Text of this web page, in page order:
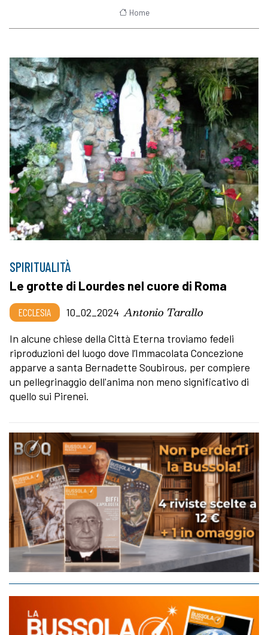
Home
SPIRITUALITÀ
Le grotte di Lourdes nel cuore di Roma
ECCLESIA 10_02_2024 Antonio Tarallo
In alcune chiese della Città Eterna troviamo fedeli
riproduzioni del luogo dove l’Immacolata Concezione
apparve a santa Bernadette Soubirous, per compiere
un pellegrinaggio dell'anima non meno significativo di
quello sui Pirenei.